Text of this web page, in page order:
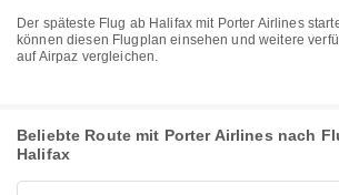
Der späteste Flug ab Halifax mit Porter Airlines startet um 18:15. Sie
können diesen Flugplan einsehen und weitere
auf Airpaz vergleichen.
Beliebte Route mit Porter Airlines nach
Halifax